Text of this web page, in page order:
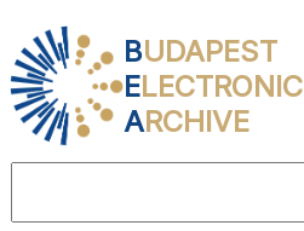
BUDAPEST
ELECTRONIC
ARCHIVE